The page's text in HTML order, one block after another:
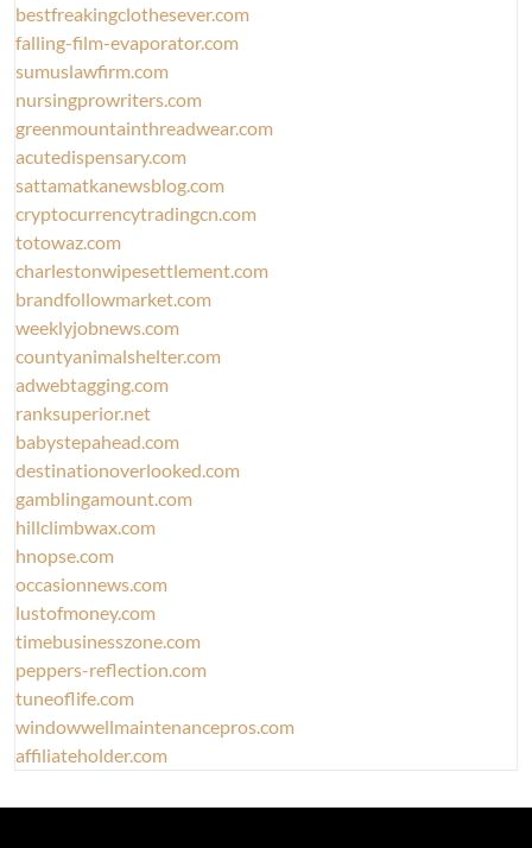
bestfreakingclothesever.com
falling-film-evaporator.com
sumuslawfirm.com
nursingprowriters.com
greenmountainthreadwear.com
acutedispensary.com
sattamatkanewsblog.com
cryptocurrencytradingcn.com
totowaz.com
charlestonwipesettlement.com
brandfollowmarket.com
weeklyjobnews.com
countyanimalshelter.com
adwebtagging.com
ranksuperior.net
babystepahead.com
destinationoverlooked.com
gamblingamount.com
hillclimbwax.com
hnopse.com
occasionnews.com
lustofmoney.com
timebusinesszone.com
peppers-reflection.com
tuneoflife.com
windowwellmaintenancepros.com
affiliateholder.com